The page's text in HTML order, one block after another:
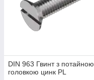
DIN 963 Гвинт з потайною
головкою цинк PL